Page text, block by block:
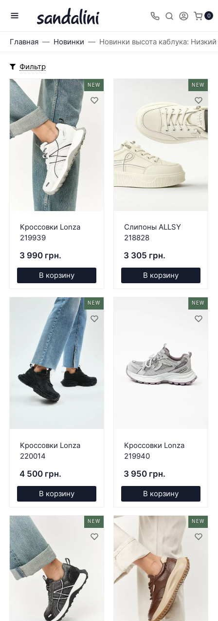
0
Главная Новинки Новинки высота каблука: Низкий
Фильтр
NEW
Кроссовки Lonza
219939
3 990 грн.
В корзину
NEW
Слипоны ALLSY
218828
3 305 грн.
В корзину
NEW
Кроссовки Lonza
220014
4 500 грн.
В корзину
NEW
Кроссовки Lonza
219940
3 950 грн.
В корзину
NEW NEW